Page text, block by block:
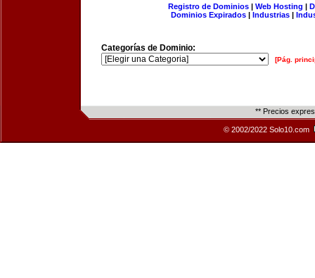
Registro de Dominios| Web Hosting |
Dominios Expirados | Industrias |
Categorías de Dominio:
[Pág.
** Precios
© 2002/2022 Solo10.com